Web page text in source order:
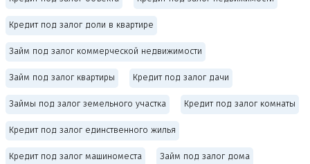
Кредит под залог доли в квартире
Займ под залог коммерческой недвижимости
Займ под залог квартиры Кредит под залог дачи
Займы под залог земельного участка Кредит под залог комнаты
Кредит под залог единственного жилья
Кредит под залог машиноместа Займ под залог дома